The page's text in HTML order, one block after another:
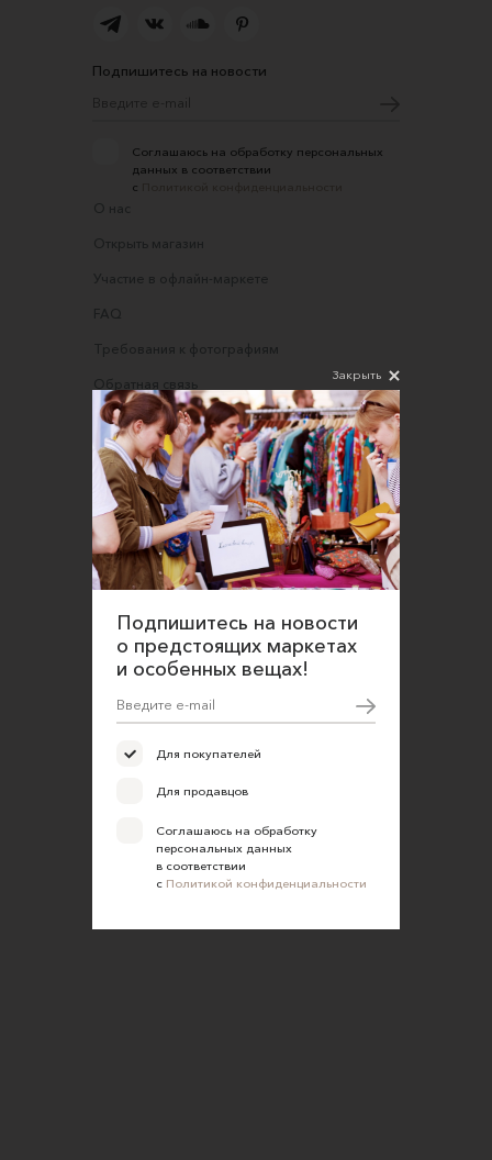
Подпишитесь на новости
Соглашаюсь на обработку персональных
данных в соответствии
с
О нас
Открыть магазин
Участие в офлайн-маркете
FAQ
Требования к фотографиям
Обратная связь
Соглашение об оказании услуг
Правила сайта
Оферта для продавцов
Оферта для покупателей
Политика конфиденциальности
Согласие на обработку персональных данных
Закрыть
Подпишитесь на новости
о предстоящих маркетах
и особенных вещах!
Для покупателей
Для продавцов
Соглашаюсь на обработку
персональных данных
в соответствии
с Политикой конфиденциальности